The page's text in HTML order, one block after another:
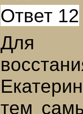
Ответ 12
Для
тем